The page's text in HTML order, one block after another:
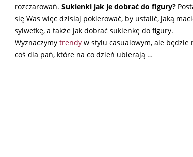
rozczarowań. Sukienki jak je dobrać do figury?
się Was więc dzisiaj pokierować, by ustalić, jaką
sylwetkę, a także jak dobrać sukienkę do figury.
Wyznaczymy trendy w stylu casualowym, ale będzie
coś dla pań, które na co dzień ubierają …